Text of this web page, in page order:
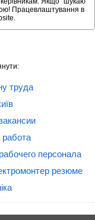
Працевлаштування в
труда
работа
персонала
резюме